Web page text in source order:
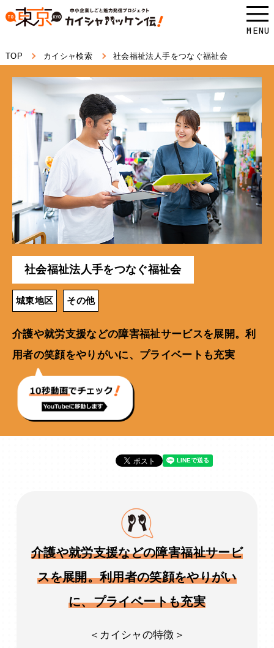
本
ス
MENU
TOP カイシャ検索 社会福祉法人手をつなぐ福祉会
社会福祉法人手をつなぐ福祉会
城東地区 その他
介護や就労支援などの障害福祉サービスを展開。利
用者の笑顔をやりがいに、プライベートも充実
介護や就労支援などの障害福祉サービ
スを展開。利用者の笑顔をやりがい
に、プライベートも充実
＜カイシャの特徴＞